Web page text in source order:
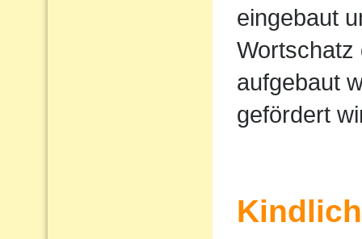
eingebaut
Wortschatz
aufgebaut
gefördert